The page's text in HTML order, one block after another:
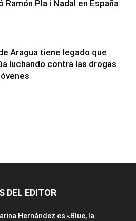
Ramón Pla i Nadal en España
Aragua tiene legado que
luchando contra las drogas
DEL EDITOR
Hernández es «Blue, la